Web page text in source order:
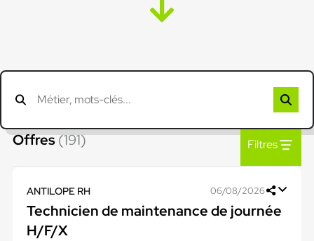
Offres(191) Filtres
ANTILOPE RH 06/08/2026
Technicien de maintenance de journée
H/F/X